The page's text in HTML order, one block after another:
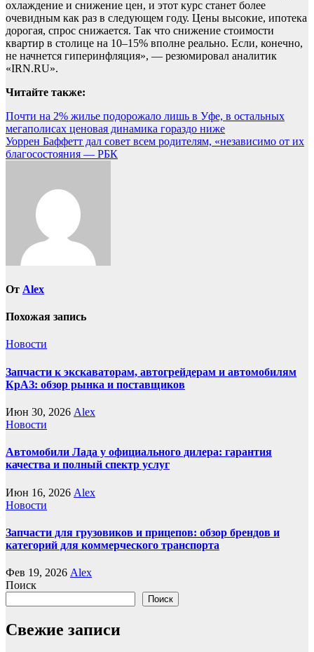
охлаждение и снижение цен, и этот курс станет более
очевидным как раз в следующем году. Цены высокие, ипотека
дорогая, спрос снижается. Так что снижение стоимости
квартир в столице на 10–15% вполне реально. Если, конечно,
не начнется гиперинфляция», — резюмировал аналитик
«IRN.RU».
Читайте также:
Навигация
по
записям
Почти на 2% жилье подорожало лишь в Уфе, в остальных
мегаполисах ценовая динамика гораздо ниже
Уоррен Баффетт дал совет всем родителям, «независимо от их
благосостояния — РБК
От Alex
Похожая запись
Новости
Запчасти к экскаваторам, автогрейдерам и автомобилям
КрАЗ: обзор рынка и поставщиков
Июн 30, 2026 Alex
Новости
Автомобили Лада у официального дилера: гарантия
качества и полный спектр услуг
Июн 16, 2026 Alex
Новости
Запчасти для грузовиков и прицепов: обзор брендов и
категорий для коммерческого транспорта
Фев 19, 2026 Alex
Поиск
Поиск
Свежие записи